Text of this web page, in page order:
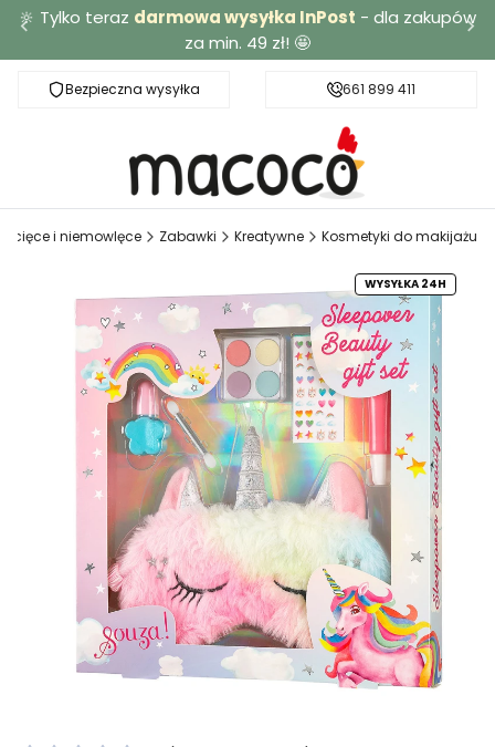
🔆 Tylko teraz darmowa wysyłka InPost - dla zakupów
za min. 49 zł! 🤩
Bezpieczna wysyłka Darmowa dostawa od 49 zł
661 899 411
i niemowlęce Zabawki Kreatywne Kosmetyki do makijażu
WYSYŁKA 24H